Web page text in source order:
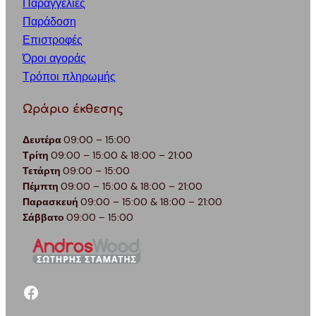
Παραγγελίες
Παράδοση
Επιστροφές
Όροι αγοράς
Τρόποι πληρωμής
Ωράριο έκθεσης
Δευτέρα09:00 – 15:00
Τρίτη 09:00 – 15:00 & 18:00 – 21:00
Τετάρτη 09:00 – 15:00
Πέμπτη 09:00 – 15:00 & 18:00 – 21:00
Παρασκευή 09:00 – 15:00 & 18:00 – 21:00
Σάββατο 09:00 – 15:00
facebook